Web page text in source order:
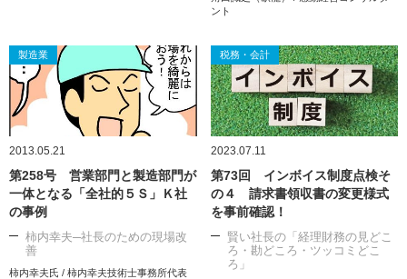
ント
製造業
2013.05.21
第258号 営業部門と製造部門が
一体となる「全社的５Ｓ」Ｋ社
の事例
柿内幸夫─社長のための現場改
善
柿内幸夫氏 / 柿内幸夫技術士事務所代表
税務・会計
2023.07.11
第73回 インボイス制度点検そ
の４ 請求書領収書の変更様式
を事前確認！
賢い社長の「経理財務の見どこ
ろ・勘どころ・ツッコミどこ
ろ」